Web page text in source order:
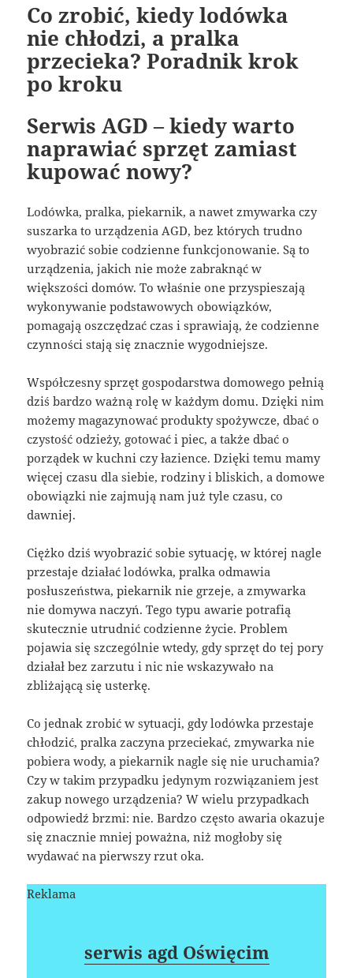
Co zrobić, kiedy lodówka
nie chłodzi, a pralka
przecieka? Poradnik krok
po kroku
Serwis AGD – kiedy warto
naprawiać sprzęt zamiast
kupować nowy?
Lodówka, pralka, piekarnik, a nawet zmywarka czy
suszarka to urządzenia AGD, bez których trudno
wyobrazić sobie codzienne funkcjonowanie. Są to
urządzenia, jakich nie może zabraknąć w
większości domów. To właśnie one przyspieszają
wykonywanie podstawowych obowiązków,
pomagają oszczędzać czas i sprawiają, że codzienne
czynności stają się znacznie wygodniejsze.
Współczesny sprzęt gospodarstwa domowego pełnią
dziś bardzo ważną rolę w każdym domu. Dzięki nim
możemy magazynować produkty spożywcze, dbać o
czystość odzieży, gotować i piec, a także dbać o
porządek w kuchni czy łazience. Dzięki temu mamy
więcej czasu dla siebie, rodziny i bliskich, a domowe
obowiązki nie zajmują nam już tyle czasu, co
dawniej.
Ciężko dziś wyobrazić sobie sytuację, w której nagle
przestaje działać lodówka, pralka odmawia
posłuszeństwa, piekarnik nie grzeje, a zmywarka
nie domywa naczyń. Tego typu awarie potrafią
skutecznie utrudnić codzienne życie. Problem
pojawia się szczególnie wtedy, gdy sprzęt do tej pory
działał bez zarzutu i nic nie wskazywało na
zbliżającą się usterkę.
Co jednak zrobić w sytuacji, gdy lodówka przestaje
chłodzić, pralka zaczyna przeciekać, zmywarka nie
pobiera wody, a piekarnik nagle się nie uruchamia?
Czy w takim przypadku jedynym rozwiązaniem jest
zakup nowego urządzenia? W wielu przypadkach
odpowiedź brzmi: nie. Bardzo często awaria okazuje
się znacznie mniej poważna, niż mogłoby się
wydawać na pierwszy rzut oka.
Reklama
serwis agd Oświęcim